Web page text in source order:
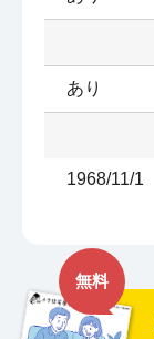
あり
1968/11/1
無料